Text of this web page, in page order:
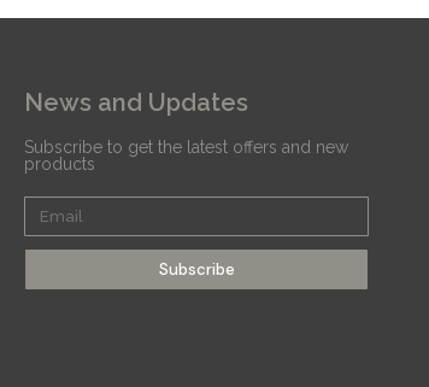
News and Updates
Subscribe to get the latest offers and new
products
Subscribe